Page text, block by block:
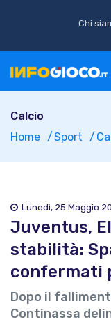
Chi
Calcio
Home
Sport
Lunedì, 25 Maggio
Juventus,
stabilità:
confermati
Dopo il
Continassa